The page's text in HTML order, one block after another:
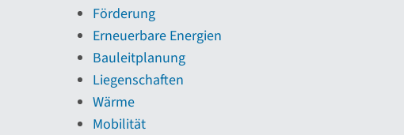
Förderung
Erneuerbare Energien
Bauleitplanung
Liegenschaften
Wärme
Mobilität